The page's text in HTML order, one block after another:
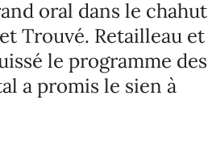
oral dans le chahut
Trouvé. Retailleau et
le programme des
a promis le sien à